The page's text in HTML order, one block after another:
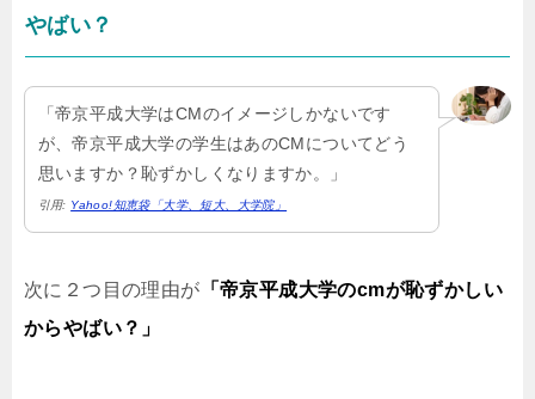
やばい？
「帝京平成大学はCMのイメージしかないです
が、帝京平成大学の学生はあのCMについてどう
思いますか？恥ずかしくなりますか。」
引用: Yahoo!知恵袋「大学、短大、大学院」
次に２つ目の理由が 「帝京平成大学のcmが恥ずかしい
からやばい？」